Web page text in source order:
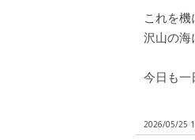
これを
沢山の海
今日も一
2026/05/25